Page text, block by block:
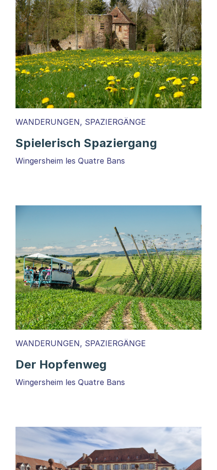
WANDERUNGEN, SPAZIERGÄNGE
Spielerisch Spaziergang
Wingersheim les Quatre Bans
WANDERUNGEN, SPAZIERGÄNGE
Der Hopfenweg
Wingersheim les Quatre Bans